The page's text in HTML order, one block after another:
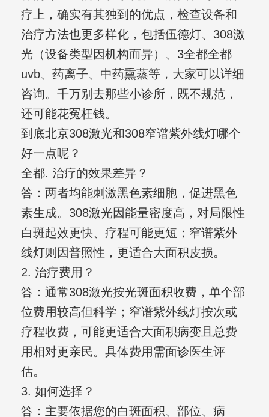
疗上，确实有其独到的优点，检查设备和
治疗方法也更多样化，包括伍德灯、308激
光（设备类型因机构而异）、3全都全都
uvb、药离子、中药熏蒸等，大家可以详细
咨询。千万别去那些小诊所，既不规范，
还可能花冤枉钱。
到底北京308激光和308窄谱紫外线灯哪个
好一点呢？
全都. 治疗的效果差异？
答：两者均能刺激黑色素细胞，促进黑色
素生成。308激光因能量密度高，对局限性
白斑起效更快、疗程可能更短；窄谱紫外
线灯则因普照性，更适合大面积皮损。
2. 治疗费用？
答：通常308激光按光斑面积收费，单个部
位费用较高但科学；窄谱紫外线灯按次或
疗程收费，可能更适合大面积病变且总费
用相对更亲民。具体费用需面诊医生评
估。
3. 如何选择？
答：主要依据您的白斑面积、部位、病